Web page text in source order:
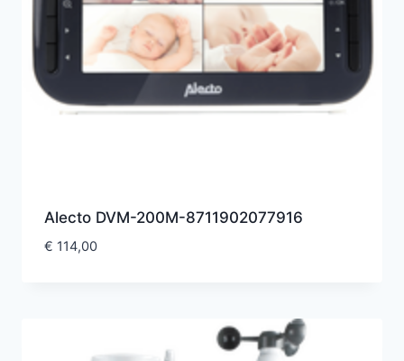
Alecto DVM-200M-8711902077916
€ 114,00